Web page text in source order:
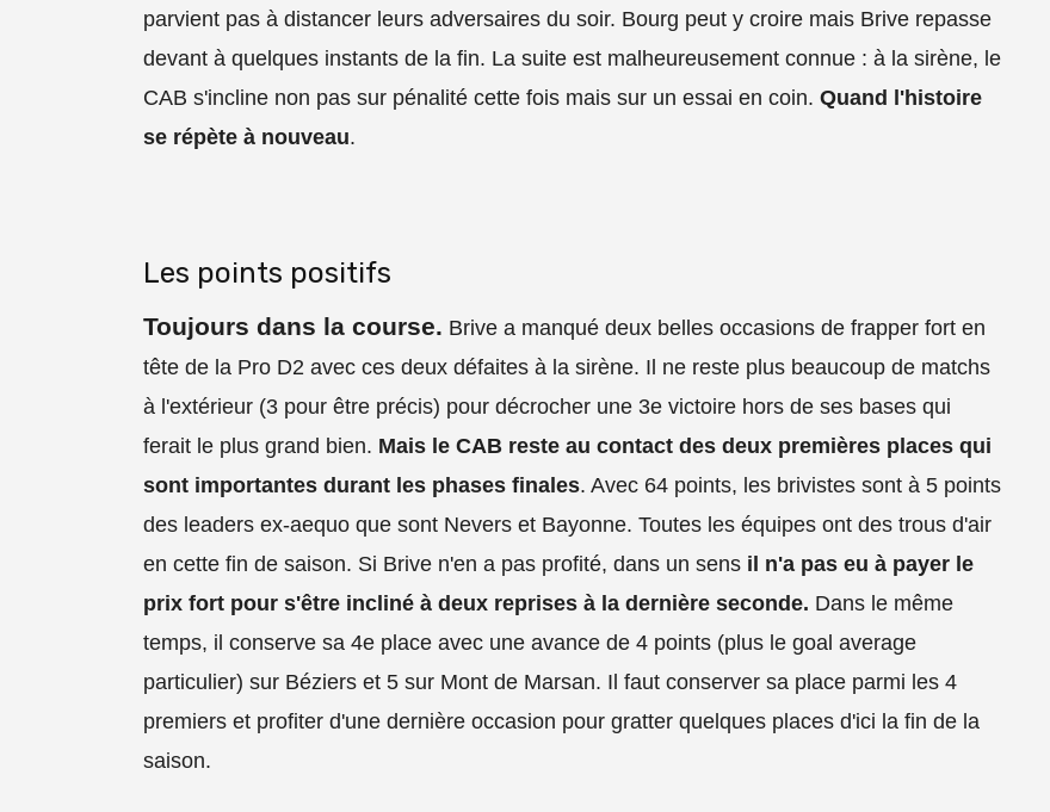
parvient pas à distancer leurs adversaires du soir. Bourg peut y croire mais Brive repasse
devant à quelques instants de la fin. La suite est malheureusement connue : à la sirène, le
CAB s'incline non pas sur pénalité cette fois mais sur un essai en coin. Quand l'histoire
se répète à nouveau.
Les points positifs
Toujours dans la course. Brive a manqué deux belles occasions de frapper fort en
tête de la Pro D2 avec ces deux défaites à la sirène. Il ne reste plus beaucoup de matchs
à l'extérieur (3 pour être précis) pour décrocher une 3e victoire hors de ses bases qui
ferait le plus grand bien. Mais le CAB reste au contact des deux premières places qui
sont importantes durant les phases finales. Avec 64 points, les brivistes sont à 5 points
des leaders ex-aequo que sont Nevers et Bayonne. Toutes les équipes ont des trous d'air
en cette fin de saison. Si Brive n'en a pas profité, dans un sens il n'a pas eu à payer le
prix fort pour s'être incliné à deux reprises à la dernière seconde. Dans le même
temps, il conserve sa 4e place avec une avance de 4 points (plus le goal average
particulier) sur Béziers et 5 sur Mont de Marsan. Il faut conserver sa place parmi les 4
premiers et profiter d'une dernière occasion pour gratter quelques places d'ici la fin de la
saison.